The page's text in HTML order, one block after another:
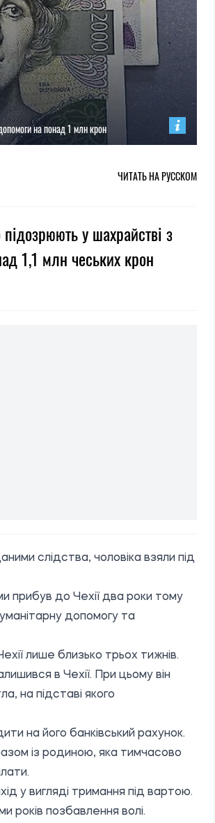
на понад 1 млн крон
ЧИТАТЬ НА РУССКОМ
у шахрайстві з
1,1 млн чеських крон
слідства, чоловіка взяли під
прибув до Чехії два роки тому
допомогу та
лише близько трьох тижнів.
в Чехії. При цьому він
на підставі якого
на його банківський рахунок.
із родиною, яка тимчасово
у вигляді тримання під вартою.
позбавлення волі.